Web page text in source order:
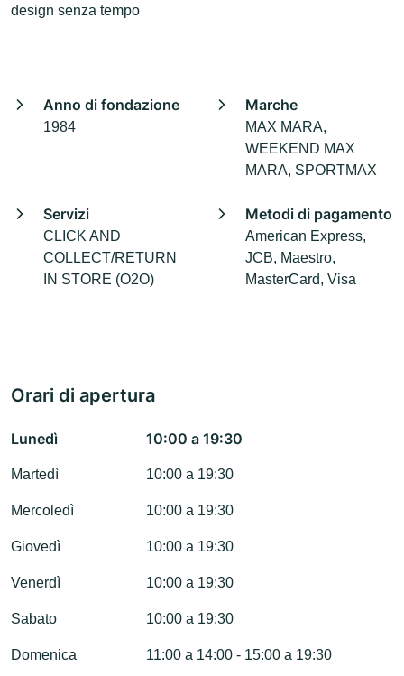
design senza tempo
Anno di fondazione
1984
Marche
MAX MARA,
WEEKEND MAX
MARA, SPORTMAX
Servizi
CLICK AND
COLLECT/RETURN
IN STORE (O2O)
Metodi di pagamento
American Express,
JCB, Maestro,
MasterCard, Visa
Orari di apertura
Lunedì 10:00 a 19:30
Martedì 10:00 a 19:30
Mercoledì 10:00 a 19:30
Giovedì 10:00 a 19:30
Venerdì 10:00 a 19:30
Sabato 10:00 a 19:30
Domenica 11:00 a 14:00 - 15:00 a 19:30